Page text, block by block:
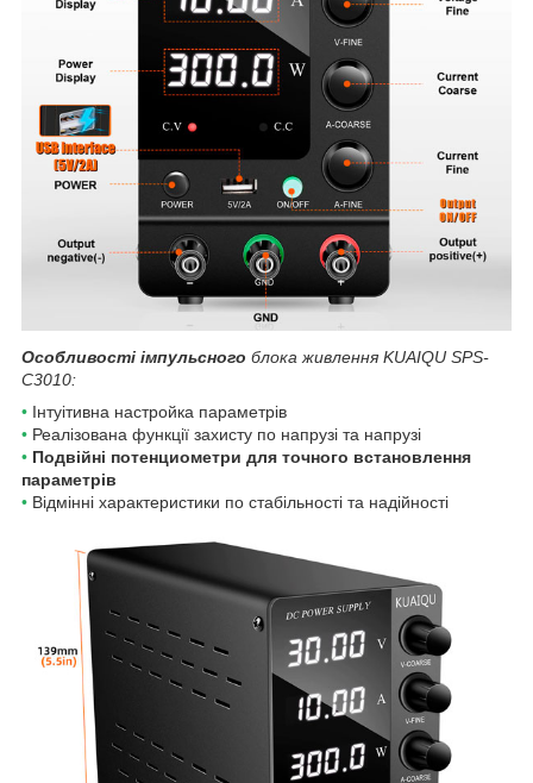
Особливості імпульсного блока живлення KUAIQU SPS-
C3010:
• Інтуітивна настройка параметрів
• Реалізована функції захисту по напрузі та напрузі
• Подвійні потенциометри для точного встановлення
параметрів
• Відмінні характеристики по стабільності та надійності